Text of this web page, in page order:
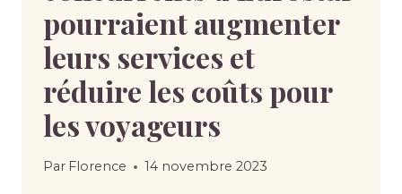
pourraient augmenter
leurs services et
réduire les coûts pour
les voyageurs
Par Florence 14 novembre 2023